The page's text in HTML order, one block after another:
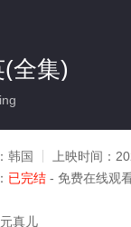
全集)
韩国 上映时间：
已完结 - 免费在线观
真儿